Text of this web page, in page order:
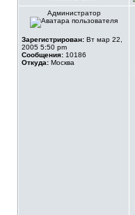
Администратор
Зарегистрирован: Вт мар 22,
2005 5:50 pm
Сообщения: 10186
Откуда: Москва